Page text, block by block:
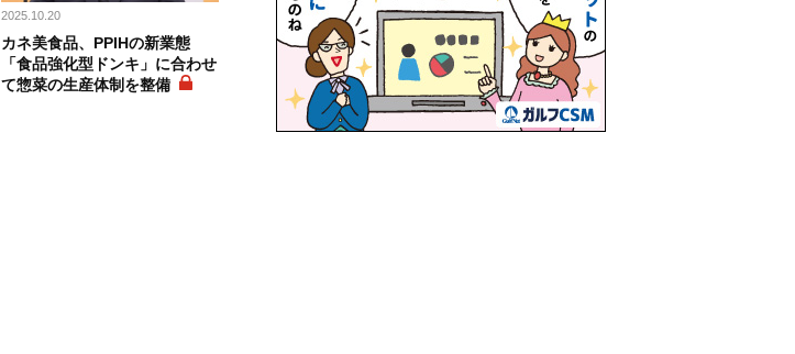
2025.10.20
カネ美食品、PPIHの新業態
「食品強化型ドンキ」に合わせ
て惣菜の生産体制を整備